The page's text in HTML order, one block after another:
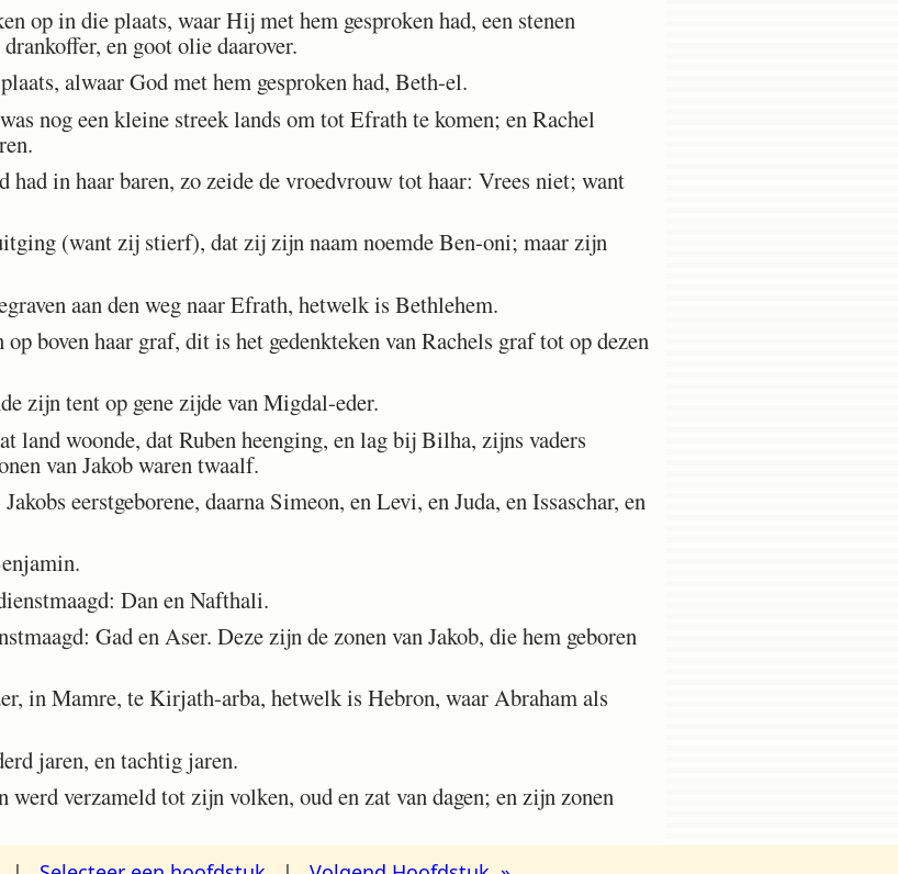
op in die plaats, waar Hij met hem gesproken had, een stenen
en goot olie daarover.
alwaar God met hem gesproken had, Beth-el.
nog een kleine streek lands om tot Efrath te komen; en Rachel
had in haar baren, zo zeide de vroedvrouw tot haar: Vrees niet; want
(want zij stierf), dat zij zijn naam noemde Ben-oni; maar zijn
aan den weg naar Efrath, hetwelk is Bethlehem.
boven haar graf, dit is het gedenkteken van Rachels graf tot op dezen
zijn tent op gene zijde van Migdal-eder.
land woonde, dat Ruben heenging, en lag bij Bilha, zijns vaders
van Jakob waren twaalf.
eerstgeborene, daarna Simeon, en Levi, en Juda, en Issaschar, en
Dan en Nafthali.
Gad en Aser. Deze zijn de zonen van Jakob, die hem geboren
in Mamre, te Kirjath-arba, hetwelk is Hebron, waar Abraham als
jaren, en tachtig jaren.
werd verzameld tot zijn volken, oud en zat van dagen; en zijn zonen